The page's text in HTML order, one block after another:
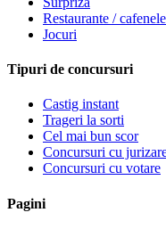
Restaurante /
Jocuri
Tipuri de concursuri
Castig instant
Trageri la sorti
Cel mai bun scor
Concursuri cu
Concursuri cu votare
Pagini